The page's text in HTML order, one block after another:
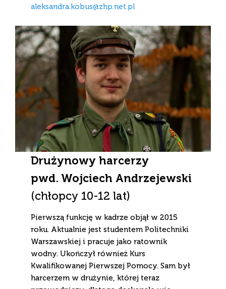
aleksandra.kobus@zhp.net.pl
Drużynowy harcerzy
pwd. Wojciech Andrzejewski
(chłopcy 10-12 lat)
Pierwszą funkcję w kadrze objął w 2015
roku. Aktualnie jest studentem Politechniki
Warszawskiej i pracuje jako ratownik
wodny. Ukończył również Kurs
Kwalifikowanej Pierwszej Pomocy. Sam był
harcerzem w drużynie, której teraz